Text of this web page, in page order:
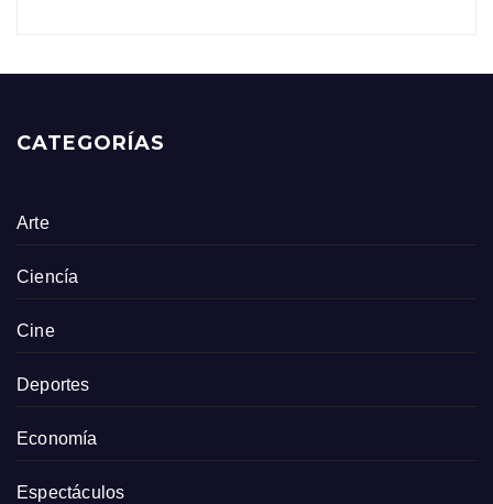
CATEGORÍAS
Arte
Ciencía
Cine
Deportes
Economía
Espectáculos